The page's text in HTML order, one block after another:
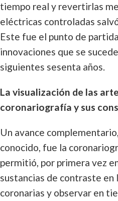
tiempo real y revertirlas
eléctricas controladas
Este fue el punto de
innovaciones que se
siguientes sesenta años.
La visualización de las
coronariografía y sus
Un avance
conocido, fue la
permitió, por primera vez
sustancias de contraste en
coronarias y observar en